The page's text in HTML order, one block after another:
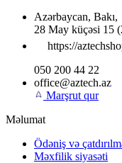
Azərbaycan, Bakı,
28 May küçəsi 15
https://
050 200 44 22
office@aztech.az
Marşrut qur
Məlumat
Ödəniş və
Məxfilik siyasəti